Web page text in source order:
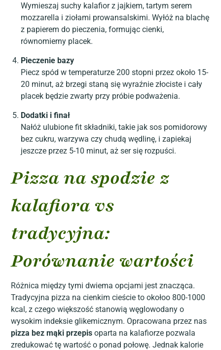
Wymieszaj suchy kalafior z jajkiem, tartym serem
mozzarella i ziołami prowansalskimi. Wyłóż na blachę
z papierem do pieczenia, formując cienki,
równomierny placek.
Pieczenie bazy
Piecz spód w temperaturze 200 stopni przez około 15-
20 minut, aż brzegi staną się wyraźnie złociste i cały
placek będzie zwarty przy próbie podważenia.
Dodatki i finał
Nałóż ulubione fit składniki, takie jak sos pomidorowy
bez cukru, warzywa czy chudą wędlinę, i zapiekaj
jeszcze przez 5-10 minut, aż ser się rozpuści.
Pizza na spodzie z
kalafiora vs
tradycyjna:
Porównanie wartości
Różnica między tymi dwiema opcjami jest znacząca.
Tradycyjna pizza na cienkim cieście to okołoo 800-1000
kcal, z czego większość stanowią węglowodany o
wysokim indeksie glikemicznym. Opracowana przez nas
pizza bez mąki przepis oparta na kalafiorze pozwala
zredukować tę wartość o ponad połowę. Jednak kalorie